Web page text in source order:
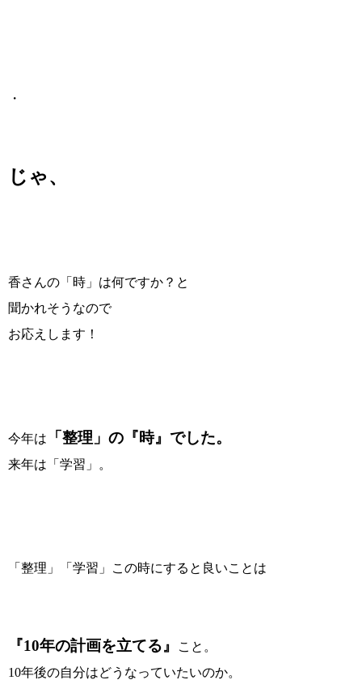
・
じゃ、
香さんの「時」は何ですか？と
聞かれそうなので
お応えします！
今年は 「整理」の『時』でした。
来年は「学習」。
「整理」「学習」この時にすると良いことは
『10年の計画を立てる』
こと。
10年後の自分はどうなっていたいのか。